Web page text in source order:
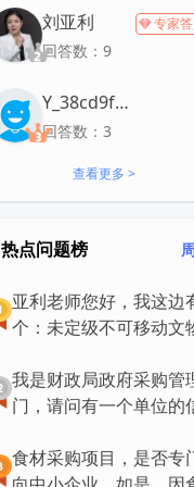
刘亚利 专家
回答数：9
Y_38cd9f76313
回答数：3
查看更多 >
热点问题榜
亚利老师您好，我这边
个：未定级不可移动文
地面积 792 ㎡，建筑面
462 ㎡，建筑归类于：
金额165万元，走政彩
我是财政局政府采购管
门，请问有一个单位的
多万元，经发改部门批
食材采购项目，是否专